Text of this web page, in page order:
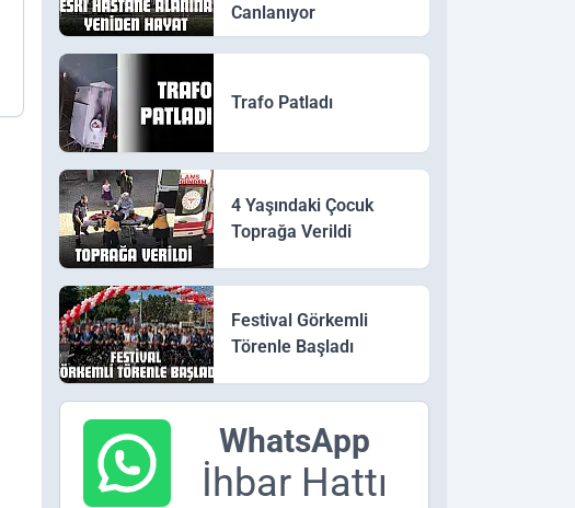
Canlanıyor
Trafo Patladı
4 Yaşındaki Çocuk
Toprağa Verildi
Festival Görkemli
Törenle Başladı
WhatsApp
İhbar Hattı